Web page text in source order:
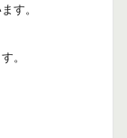
す。
。